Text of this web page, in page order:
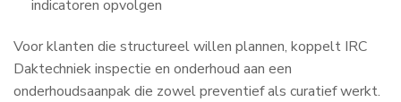
indicatoren opvolgen
Voor klanten die structureel willen plannen, koppelt IRC
Daktechniek inspectie en onderhoud aan een
onderhoudsaanpak die zowel preventief als curatief werkt.